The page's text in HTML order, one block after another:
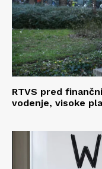
RTVS pred
vodenje, visoke